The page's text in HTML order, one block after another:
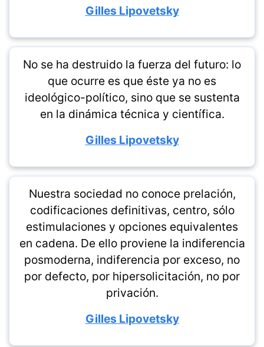
Gilles Lipovetsky
No se ha destruido la fuerza del futuro: lo
que ocurre es que éste ya no es
ideológico-político, sino que se sustenta
en la dinámica técnica y científica.
Gilles Lipovetsky
Nuestra sociedad no conoce prelación,
codificaciones definitivas, centro, sólo
estimulaciones y opciones equivalentes
en cadena. De ello proviene la indiferencia
posmoderna, indiferencia por exceso, no
por defecto, por hipersolicitación, no por
privación.
Gilles Lipovetsky